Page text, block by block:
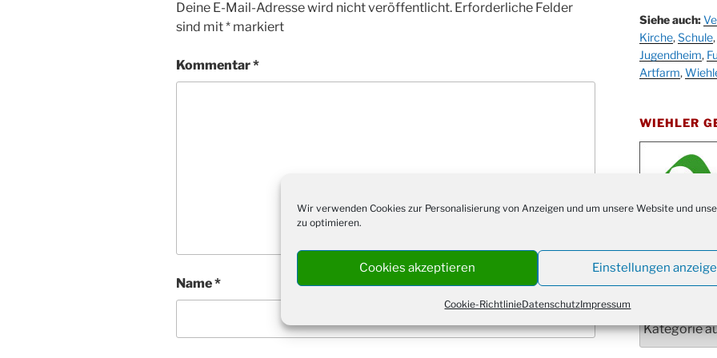
Wir verwenden Cookies zur Personalisierung von Anzeigen und um unsere Website und
zu optimieren.
Cookies akzeptieren Einstellungen
Cookie-RichtlinieDatenschutzImpressum
Deine E-Mail-Adresse wird nicht veröffentlicht. Erforderliche Felder
sind mit* markiert
Kommentar*
Name*
19.09.
25. u.
26.09.
10-12
Kirche
11.10.
29.10.
31.10.
Siehe auch:
Kirche,Schule,
Jugendheim,
Artfarm,
WIEHLER
der